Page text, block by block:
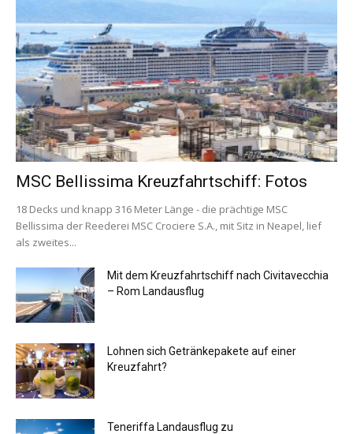
MSC Bellissima Kreuzfahrtschiff: Fotos
18 Decks und knapp 316 Meter Länge - die prächtige MSC
Bellissima der Reederei MSC Crociere S.A., mit Sitz in Neapel, lief
als zweites...
Mit dem Kreuzfahrtschiff nach Civitavecchia
– Rom Landausflug
Lohnen sich Getränkepakete auf einer
Kreuzfahrt?
Teneriffa Landausflug zu